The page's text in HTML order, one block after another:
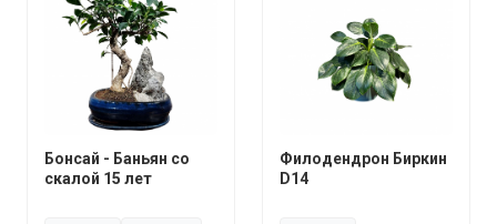
Бонсай - Баньян со
скалой 15 лет
Филодендрон Биркин
D14